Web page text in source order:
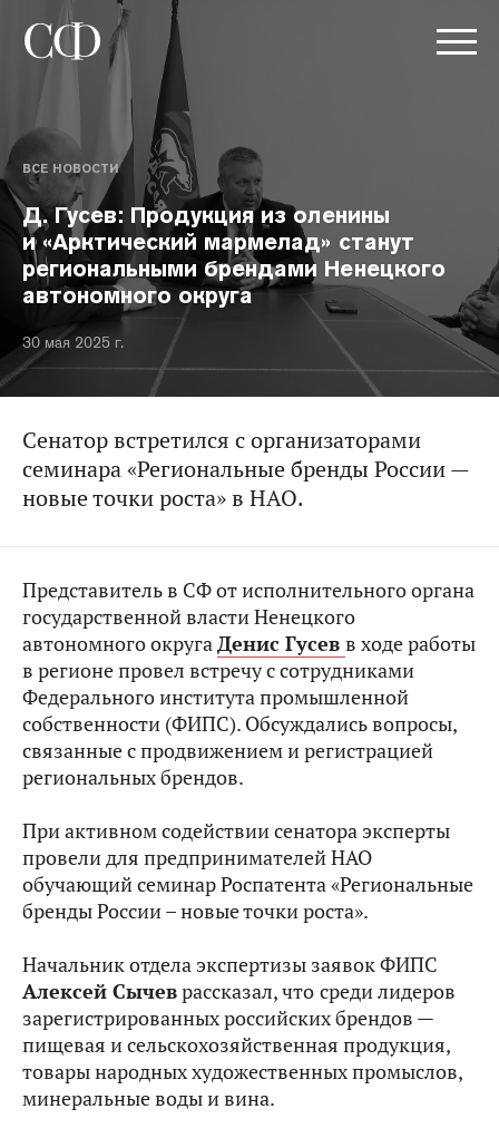
ВСЕ НОВОСТИ
Д. Гусев: Продукция из оленины
и «Арктический мармелад» станут
региональными брендами Ненецкого
автономного округа
30 мая 2025 г.
Сенатор встретился с организаторами
семинара «Региональные бренды России —
новые точки роста» в НАО.
Представитель в СФ от исполнительного органа
государственной власти Ненецкого
автономного округаДенис Гусев в ходе работы
в регионе провел встречу с сотрудниками
Федерального института промышленной
собственности (ФИПС). Обсуждались вопросы,
связанные с продвижением и регистрацией
региональных брендов.
При активном содействии сенатора эксперты
провели для предпринимателей НАО
обучающий семинар Роспатента «Региональные
бренды России – новые точки роста».
Начальник отдела экспертизы заявок ФИПС
Алексей Сычеврассказал, что среди лидеров
зарегистрированных российских брендов —
пищевая и сельскохозяйственная продукция,
товары народных художественных промыслов,
минеральные воды и вина.